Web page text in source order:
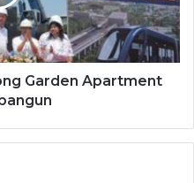
Garden Apartment